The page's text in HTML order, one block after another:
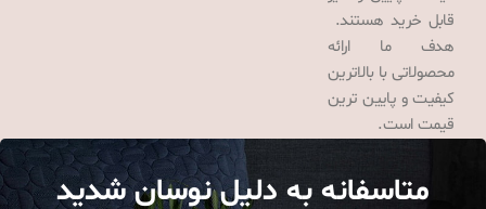
قابل خرید هستند.
هدف ما ارائه
محصولاتی با بالاترین
کیفیت و پایین ترین
قیمت است.
متاسفانه به دلیل نوسان شدید